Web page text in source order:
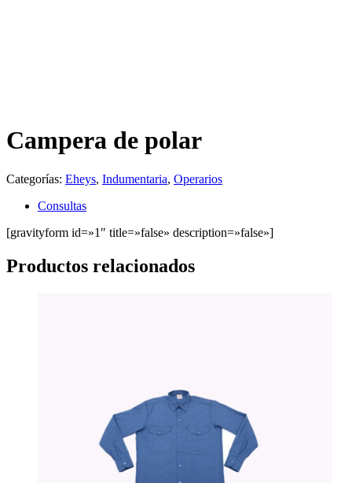
Campera de polar
Categorías: Eheys, Indumentaria, Operarios
Consultas
[gravityform id=»1″ title=»false» description=»false»]
Productos relacionados